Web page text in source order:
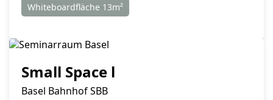
Whiteboardfläche 13m²
Small Space l
Basel Bahnhof SBB